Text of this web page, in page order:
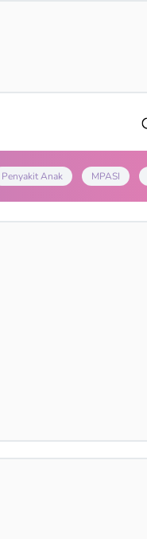
Penyakit Anak MPASI